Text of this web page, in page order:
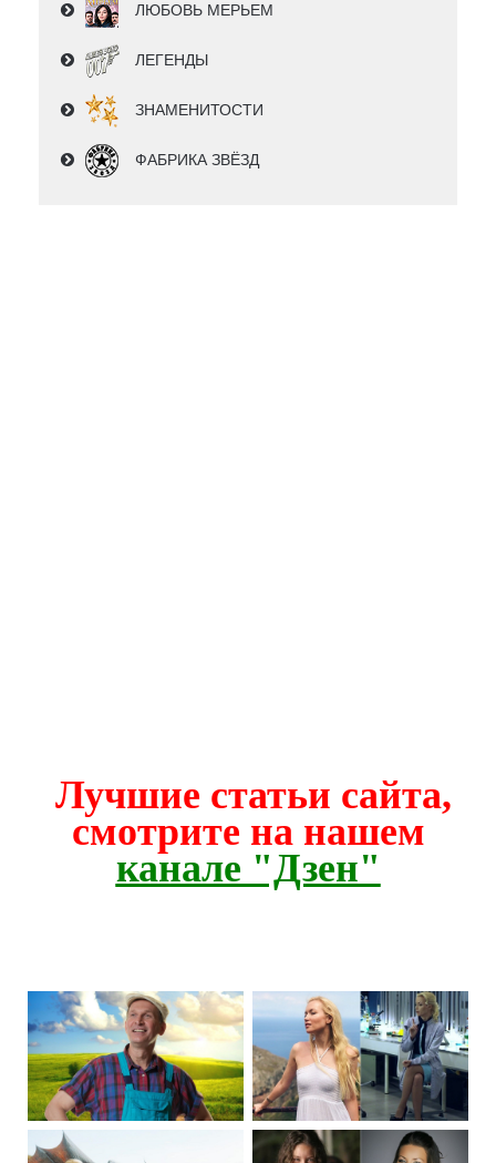
ЛЮБОВЬ МЕРЬЕМ
ЛЕГЕНДЫ
ЗНАМЕНИТОСТИ
ФАБРИКА ЗВЁЗД
Лучшие статьи сайта,
смотрите на нашем
канале "Дзен"